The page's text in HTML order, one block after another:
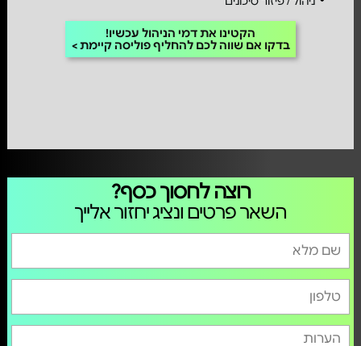
הקטינו את דמי הניהול עכשיו!
בדקו אם שווה לכם להחליף פוליסה קיימת
רוצה לחסוך כסף?
השאר פרטים ונציג יחזור אלייך